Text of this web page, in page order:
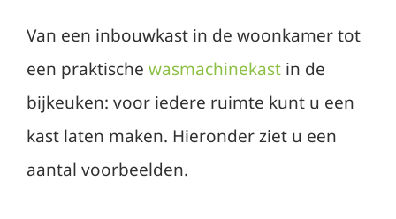
Van een inbouwkast in de woonkamer tot
een praktische wasmachinekastin de
bijkeuken: voor iedere ruimte kunt u een
kast laten maken. Hieronder ziet u een
aantal voorbeelden.